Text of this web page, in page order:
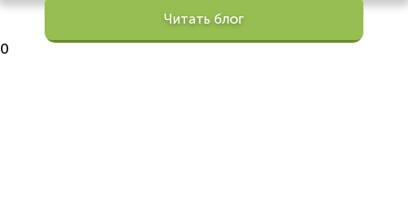
Просмотров:
Опубликована:
Читать блог
0